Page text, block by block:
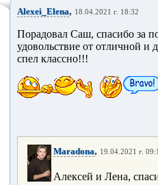
Alexei_Elena, 18.04.2021 г. 18:32
Порадовал Саш, спасибо за
удовольствие от отличной и
спел классно!!!
Maradona, 19.04.2021 г.
Алексей и Лена,